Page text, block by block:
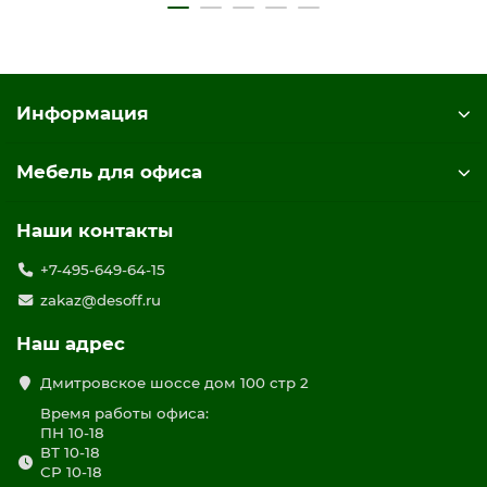
Информация
Мебель для офиса
Наши контакты
+7-495-649-64-15
zakaz@desoff.ru
Наш адрес
Дмитровское шоссе дом 100 стр 2
Время работы офиса:
ПН 10-18
ВТ 10-18
СР 10-18